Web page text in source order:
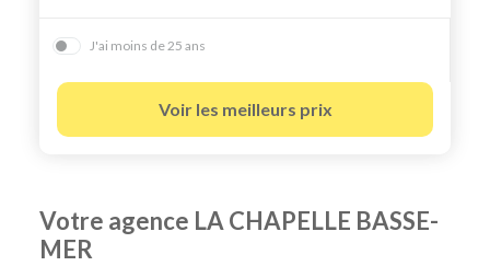
J'ai moins de 25 ans
Voir les meilleurs prix
Votre agence LA CHAPELLE BASSE-
MER